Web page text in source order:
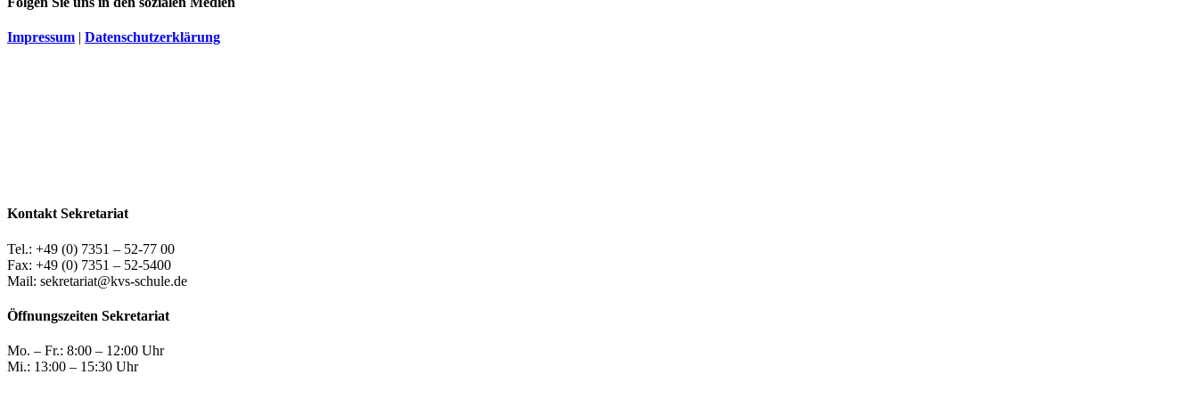
Impressum | Datenschutzerklärung
Kontakt Sekretariat
Tel.: +49 (0) 7351 – 52-77 00
Fax: +49 (0) 7351 – 52-5400
Mail: sekretariat@kvs-schule.de
Öffnungszeiten Sekretariat
Mo. – Fr.: 8:00 – 12:00 Uhr
Mi.: 13:00 – 15:30 Uhr